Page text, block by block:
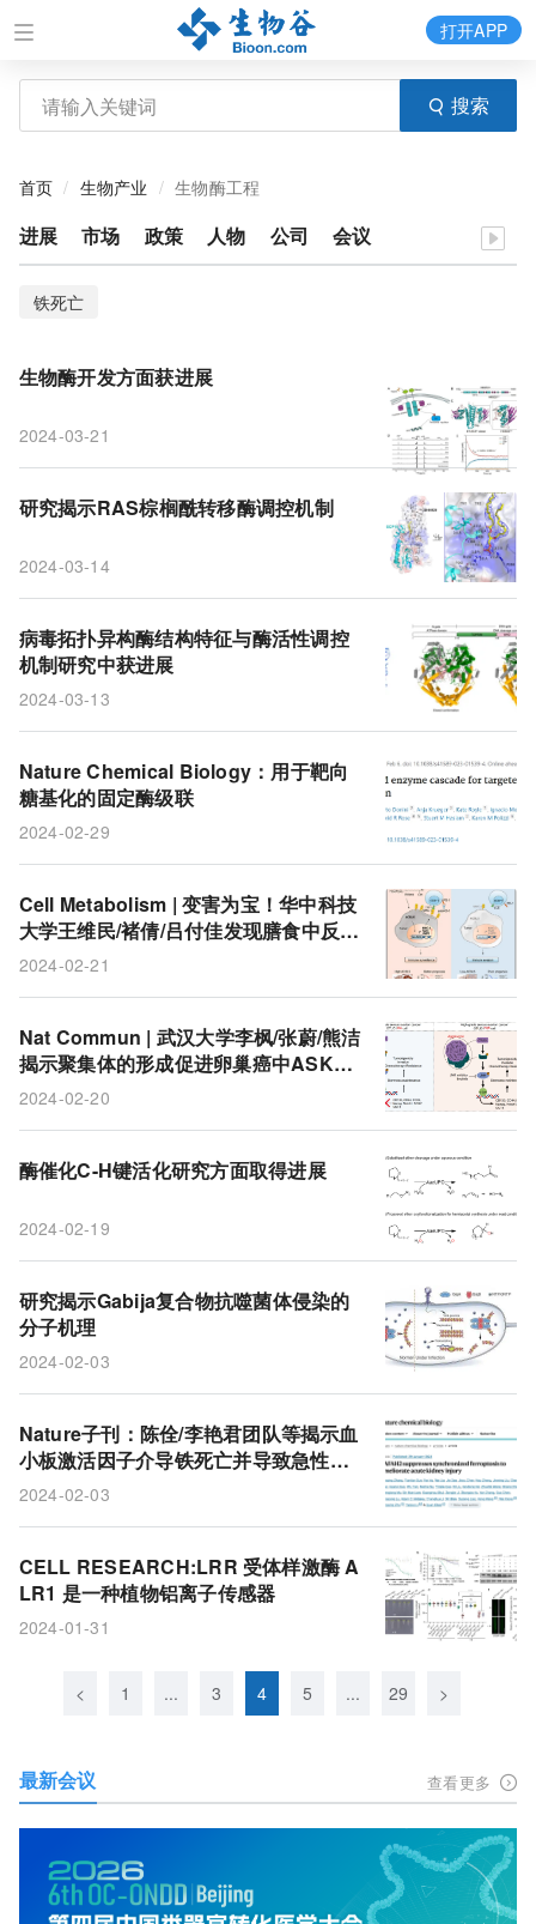
搜索
打开APP
首页 生物产业 生物酶工程
进展 市场 政策 人物 公司 会议
铁死亡
生物酶开发方面获进展
2024-03-21
研究揭示RAS棕榈酰转移酶调控机制
2024-03-14
病毒拓扑异构酶结构特征与酶活性调控
机制研究中获进展
2024-03-13
Nature Chemical Biology：用于靶向
糖基化的固定酶级联
2024-02-29
Cell Metabolism | 变害为宝！华中科技
大学王维民/褚倩/吕付佳发现​膳食中反油
酸促进肿瘤抗原呈递和癌症免疫
2024-02-21
Nat Commun | 武汉大学李枫/张蔚/熊洁
揭示聚集体的形成促进卵巢癌中ASK1/J
NK信号的激活和干性维持
2024-02-20
酶催化C-H键活化研究方面取得进展
2024-02-19
研究揭示Gabija复合物抗噬菌体侵染的
分子机理
2024-02-03
Nature子刊：陈佺/李艳君团队等揭示血
小板激活因子介导铁死亡并导致急性肾
损伤的机制
2024-02-03
CELL RESEARCH:LRR 受体样激酶 A
LR1 是一种植物铝离子传感器
2024-01-31
< 1 ... 3 4 5 ... 29 >
最新会议 查看更多